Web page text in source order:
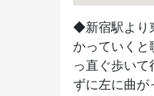
◆新宿駅より
かっていくと
っ直ぐ歩い
ずに左に曲が